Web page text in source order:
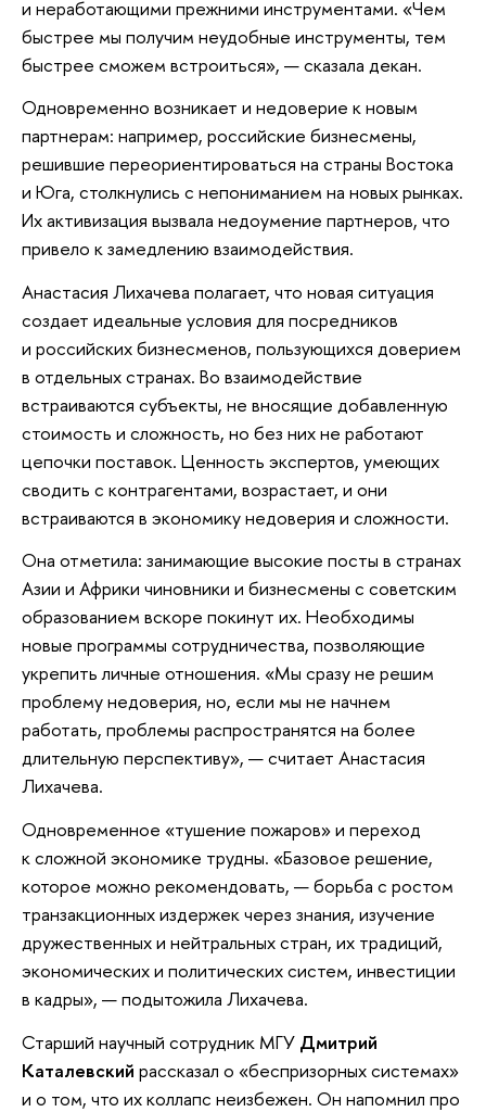
и неработающими прежними инструментами. «Чем
быстрее мы получим неудобные инструменты, тем
быстрее сможем встроиться», — сказала декан.
Одновременно возникает и недоверие к новым
партнерам: например, российские бизнесмены,
решившие переориентироваться на страны Востока
и Юга, столкнулись с непониманием на новых рынках.
Их активизация вызвала недоумение партнеров, что
привело к замедлению взаимодействия.
Анастасия Лихачева полагает, что новая ситуация
создает идеальные условия для посредников
и российских бизнесменов, пользующихся доверием
в отдельных странах. Во взаимодействие
встраиваются субъекты, не вносящие добавленную
стоимость и сложность, но без них не работают
цепочки поставок. Ценность экспертов, умеющих
сводить с контрагентами, возрастает, и они
встраиваются в экономику недоверия и сложности.
Она отметила: занимающие высокие посты в странах
Азии и Африки чиновники и бизнесмены с советским
образованием вскоре покинут их. Необходимы
новые программы сотрудничества, позволяющие
укрепить личные отношения. «Мы сразу не решим
проблему недоверия, но, если мы не начнем
работать, проблемы распространятся на более
длительную перспективу», — считает Анастасия
Лихачева.
Одновременное «тушение пожаров» и переход
к сложной экономике трудны. «Базовое решение,
которое можно рекомендовать, — борьба с ростом
транзакционных издержек через знания, изучение
дружественных и нейтральных стран, их традиций,
экономических и политических систем, инвестиции
в кадры», — подытожила Лихачева.
Старший научный сотрудник МГУ Дмитрий
Каталевский рассказал о «беспризорных системах»
и о том, что их коллапс неизбежен. Он напомнил про